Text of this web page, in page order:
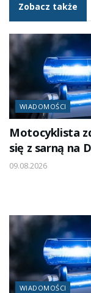
Zobacz także
WIADOMOŚCI
Motocyklista
się z sarną na
09.08.2026
WIADOMOŚCI